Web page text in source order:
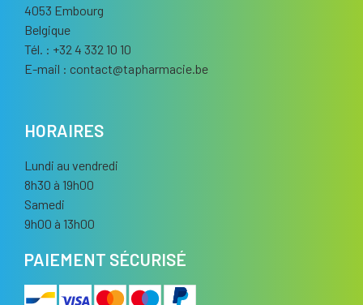
4053 Embourg
Belgique
Tél. : +32 4 332 10 10
E-mail : contact@tapharmacie.be
HORAIRES
Lundi au vendredi
8h30 à 19h00
Samedi
9h00 à 13h00
PAIEMENT SÉCURISÉ